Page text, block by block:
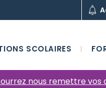
SCOLAIRES
nous remettre